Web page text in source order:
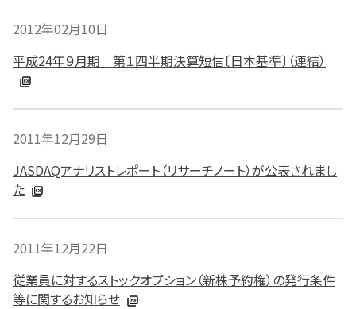
2012年02月10日
平成24年９月期 第１四半期決算短信〔日本基準〕（連結）
2011年12月29日
JASDAQアナリストレポート（リサーチノート）が公表されまし
た
2011年12月22日
従業員に対するストックオプション（新株予約権）の発行条件
等に関するお知らせ